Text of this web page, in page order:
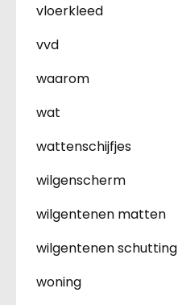
vloerkleed
vvd
waarom
wat
wattenschijfjes
wilgenscherm
wilgentenen matten
wilgentenen schutting
woning